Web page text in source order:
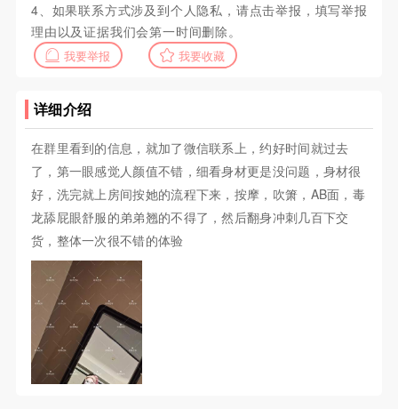
4、如果联系方式涉及到个人隐私，请点击举报，填写举报
理由以及证据我们会第一时间删除。
我要举报 我要收藏
详细介绍
在群里看到的信息，就加了微信联系上，约好时间就过去
了，第一眼感觉人颜值不错，细看身材更是没问题，身材很
好，洗完就上房间按她的流程下来，按摩，吹箫，AB面，毒
龙舔屁眼舒服的弟弟翘的不得了，然后翻身冲刺几百下交
货，整体一次很不错的体验